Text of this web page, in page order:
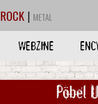
ROCK | METAL
WEBZINE
Pöbel